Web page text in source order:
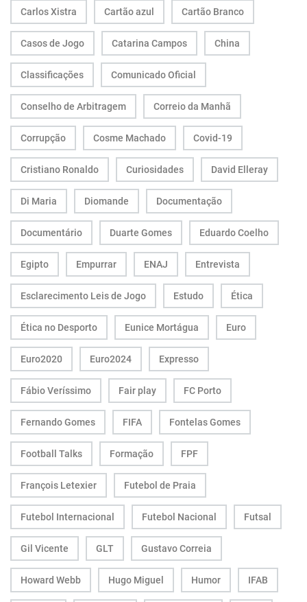
Carlos Xistra Cartão azul Cartão Branco
Casos de Jogo Catarina Campos China
Classificações Comunicado Oficial
Conselho de Arbitragem Correio da Manhã
Corrupção Cosme Machado Covid-19
Cristiano Ronaldo Curiosidades David Elleray
Di Maria Diomande Documentação
Documentário Duarte Gomes Eduardo Coelho
Egipto Empurrar ENAJ Entrevista
Esclarecimento Leis de Jogo Estudo Ética
Ética no Desporto Eunice Mortágua Euro
Euro2020 Euro2024 Expresso
Fábio Veríssimo Fair play FC Porto
Fernando Gomes FIFA Fontelas Gomes
Football Talks Formação FPF
François Letexier Futebol de Praia
Futebol Internacional Futebol Nacional Futsal
Gil Vicente GLT Gustavo Correia
Howard Webb Hugo Miguel Humor IFAB